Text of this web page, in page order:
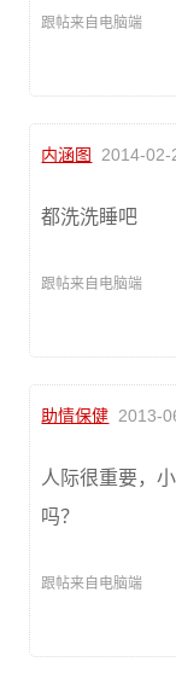
跟帖来自电脑端
内涵图 2014-02-
都洗洗睡吧
跟帖来自电脑端
助情保健 2013-
人际很重要，
吗？
跟帖来自电脑端